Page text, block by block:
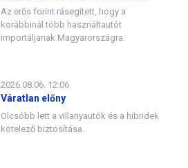
Az erős forint rásegített, hogy a
korábbinál több használtautót
importáljanak Magyarországra.
2026.08.06. 12:06
Váratlan előny
Olcsóbb lett a villanyautók és a hibridek
kötelező biztosítása.